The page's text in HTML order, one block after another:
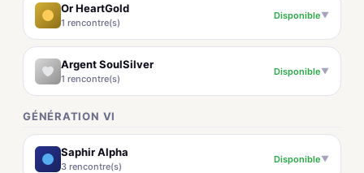
Or HeartGold
1 rencontre(s)
Disponible▼
Argent SoulSilver
1 rencontre(s)
Disponible▼
GÉNÉRATION VI
Saphir Alpha
3 rencontre(s)
Disponible▼